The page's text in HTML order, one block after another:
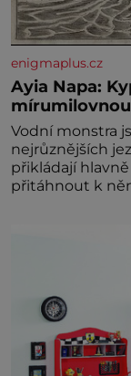
enigmaplus.cz
Ayia Napa:
Vodní monstra
nejrůznějších
přikládají
přitáhnout k